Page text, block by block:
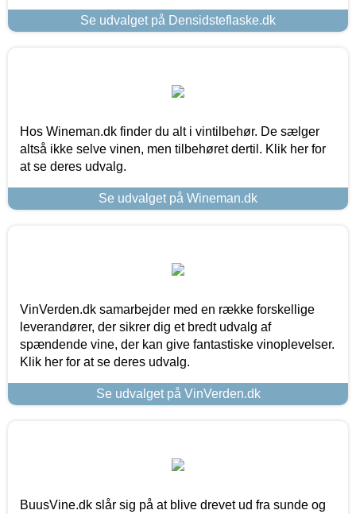
Se udvalget på Densidsteflaske.dk
Hos Wineman.dk finder du alt i vintilbehør. De sælger
altså ikke selve vinen, men tilbehøret dertil. Klik her for
at se deres udvalg.
Se udvalget på Wineman.dk
VinVerden.dk samarbejder med en række forskellige
leverandører, der sikrer dig et bredt udvalg af
spændende vine, der kan give fantastiske vinoplevelser.
Klik her for at se deres udvalg.
Se udvalget på VinVerden.dk
BuusVine.dk slår sig på at blive drevet ud fra sunde og